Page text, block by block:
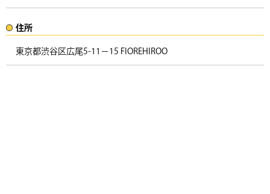
住所​​
東京都渋谷区広尾5-11−15 FIOREHIROO ​